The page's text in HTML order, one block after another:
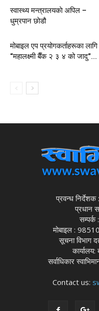
स्वास्थ्य मन्त्रालयकाे अपिल –
धुम्रपान छोडौ
मोबाइल एप प्रयोगकर्ताहरूका लागि
“महालक्ष्मी बैँक २ ३ ४ को जादु”...
प्रवन्ध निर्देशक
प्रधान
मोबाइल :
सूचना विभाग
सर्वाधिकार
Contact us: